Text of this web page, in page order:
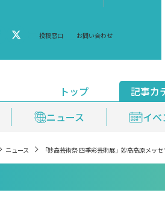
投稿窓口 お問い合わせ
トップ
記事カ
ニュース
イ
おくやみ情報
ニュース 「妙高芸術祭 四季彩芸術展」妙高高原メッ